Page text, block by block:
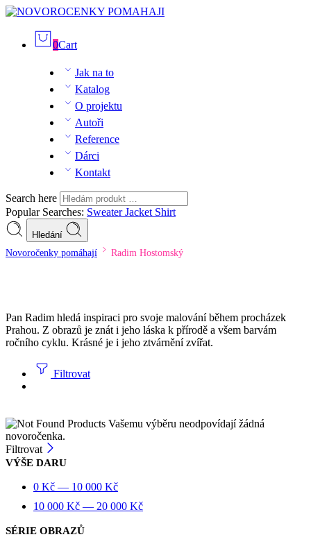
0Cart
Jak na to
Katalog
O projektu
Autoři
Reference
Dárci
Kontakt
Search here
Popular Searches: SweaterJacket Shirt
Hledání
Novoročenky pomáhají Radim Hostomský
Pan Radim hledá inspiraci pro svoje malování během procházek
Prahou. Z obrazů je znát i jeho láska k přírodě a všem barvám
ročního cyklu. Krásné je i jeho ztvárnění zvířat.
Filtrovat
Vašemu výběru neodpovídají žádná
novoročenka.
Filtrovat
VÝŠE DARU
0 Kč — 10 000 Kč
10 000 Kč — 20 000 Kč
SÉRIE OBRAZŮ